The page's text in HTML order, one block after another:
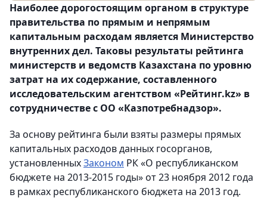
Наиболее дорогостоящим органом в структуре
правительства по прямым и непрямым
капитальным расходам является Министерство
внутренних дел. Таковы результаты рейтинга
министерств и ведомств Казахстана по уровню
затрат на их содержание, составленного
исследовательским агентством «Рейтинг.kz» в
сотрудничестве с ОО «Казпотребнадзор».
За основу рейтинга были взяты размеры прямых
капитальных расходов данных госорганов,
установленныхЗаконом РК «О республиканском
бюджете на 2013-2015 годы» от 23 ноября 2012 года
в рамках республиканского бюджета на 2013 год.